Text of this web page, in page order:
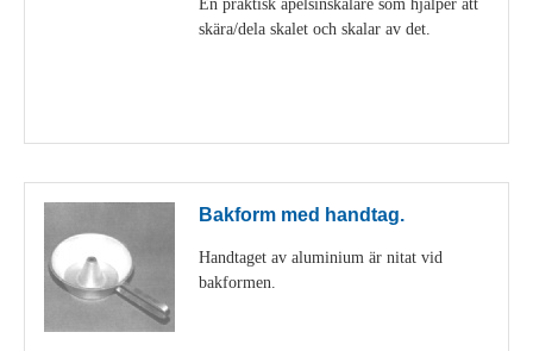
En praktisk apelsinskalare som hjälper att
skära/dela skalet och skalar av det.
Bakform med handtag.
Handtaget av aluminium är nitat vid
bakformen.